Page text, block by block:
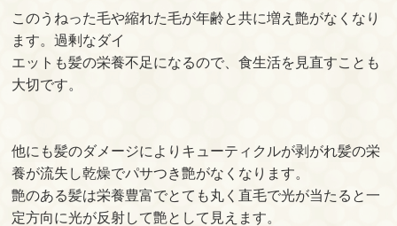
このうねった毛や縮れた毛が年齢と共に増え艶がなくなり
ます。過剰なダイ
エットも髪の栄養不足になるので、食生活を見直すことも
大切です。
他にも髪のダメージによりキューティクルが剥がれ髪の栄
養が流失し乾燥でパサつき艶がなくなります。
艶のある髪は栄養豊富でとても丸く直毛で光が当たると一
定方向に光が反射して艶として見えます。